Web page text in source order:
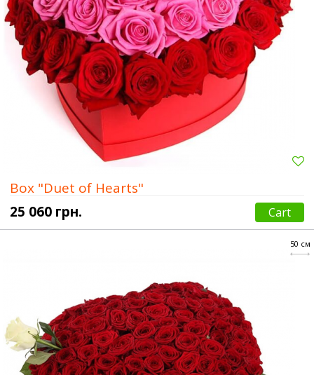
Box "Duet of Hearts"
25 060 грн.
Cart
50 см